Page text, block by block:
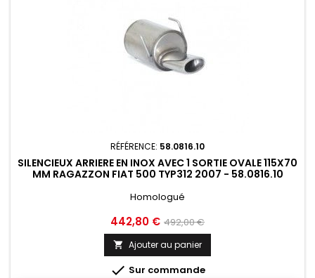
RÉFÉRENCE: 58.0816.10
SILENCIEUX ARRIERE EN INOX AVEC 1 SORTIE OVALE 115X70
MM RAGAZZON FIAT 500 TYP312 2007 - 58.0816.10
Homologué
Prix
442,80 € Prix
de
base
492,00 €
 Ajouter au panier
 Sur commande